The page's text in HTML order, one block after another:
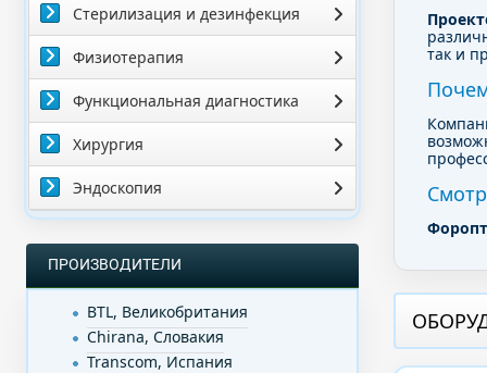
так и
Стерилизация и дезинфекция
Физиотерапия
Функциональная диагностика
Хирургия
Эндоскопия
ПРОИЗВОДИТЕЛИ
BTL, Великобритания
Chirana, Словакия
Transcom, Испания